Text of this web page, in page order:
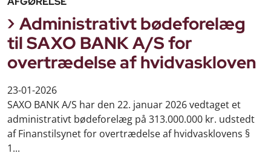
Administrativt bødeforelæg
til SAXO BANK A/S for
overtrædelse af hvidvaskloven
23-01-2026
SAXO BANK A/S har den 22. januar 2026 vedtaget et
administrativt bødeforelæg på 313.000.000 kr. udstedt
af Finanstilsynet for overtrædelse af hvidvasklovens §
1...